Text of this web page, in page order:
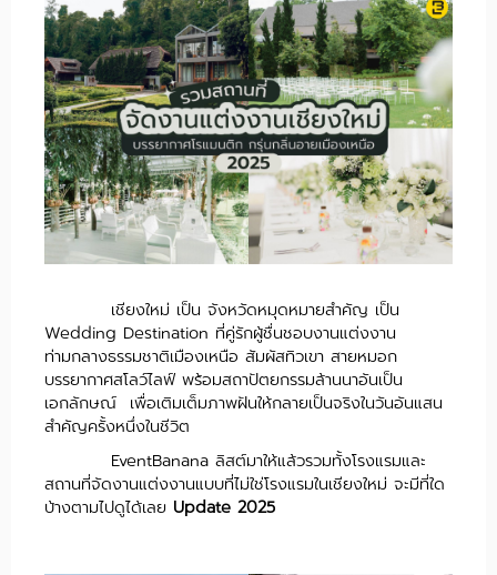
เชียงใหม่ เป็น จังหวัดหมุดหมายสำคัญ เป็น
Wedding Destination ที่คู่รักผู้ชื่นชอบงานแต่งงาน
ท่ามกลางธรรมชาติเมืองเหนือ สัมผัสทิวเขา สายหมอก
บรรยากาศสโลว์ไลฟ์ พร้อมสถาปัตยกรรมล้านนาอันเป็น
เอกลักษณ์ เพื่อเติมเต็มภาพฝันให้กลายเป็นจริงในวันอันแสน
สำคัญครั้งหนึ่งในชีวิต
EventBanana ลิสต์มาให้แล้วรวมทั้งโรงแรมและ
สถานที่จัดงานแต่งงานแบบที่ไม่ใช่โรงแรมในเชียงใหม่ จะมีที่ใด
บ้างตามไปดูได้เลย Update 2025